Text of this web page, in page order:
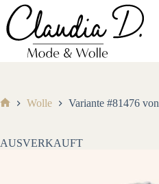
Zum
Inhalt
springen
Wolle Variante #81476 von
AUSVERKAUFT